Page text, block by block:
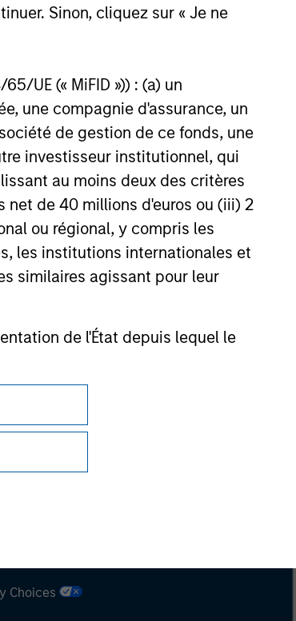
Sinon, cliquez sur « Je ne
UE (« MiFID »)) : (a) un
une compagnie d'assurance, un
de gestion de ce fonds, une
investisseur institutionnel, qui
au moins deux des critères
net de 40 millions d'euros ou (iii) 2
ou régional, y compris les
les institutions internationales et
similaires agissant pour leur
de l'État depuis lequel le
transparent
should not be construed as an
such offer or solicitation,
Choices